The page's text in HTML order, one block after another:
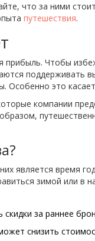
что за ними
путешествия.
Чтобы
поддерживать
это
компании
является время
зимой или в
за раннее
снизить